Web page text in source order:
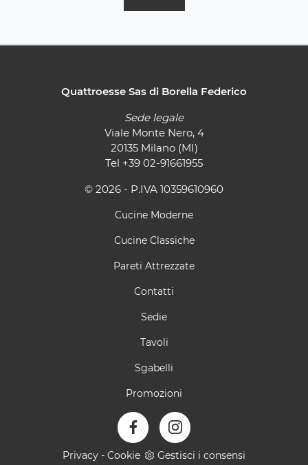
Quattroesse Sas di Borella Federico
Sede legale
Viale Monte Nero, 4
20135 Milano (MI)
Tel +39 02-91661955
© 2026 - P.IVA 10359610960
Cucine Moderne
Cucine Classiche
Pareti Attrezzate
Contatti
Sedie
Tavoli
Sgabelli
Promozioni
Privacy - Cookie Gestisci i consensi